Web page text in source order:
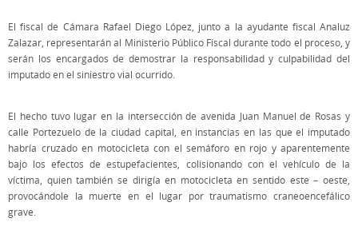
El fiscal de Cámara Rafael Diego López, junto a la ayudante fiscal Analuz
Zalazar, representarán al Ministerio Público Fiscal durante todo el proceso, y
serán los encargados de demostrar la responsabilidad y culpabilidad del
imputado en el siniestro vial ocurrido.
El hecho tuvo lugar en la intersección de avenida Juan Manuel de Rosas y
calle Portezuelo de la ciudad capital, en instancias en las que el imputado
habría cruzado en motocicleta con el semáforo en rojo y aparentemente
bajo los efectos de estupefacientes, colisionando con el vehículo de la
víctima, quien también se dirigía en motocicleta en sentido este – oeste,
provocándole la muerte en el lugar por traumatismo craneoencefálico
grave.